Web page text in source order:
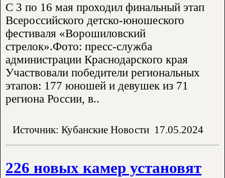
С 3 по 16 мая проходил финальный этап
Всероссийского детско-юношеского
фестиваля «Ворошиловский
стрелок».Фото: пресс-служба
администрации Краснодарского края
Участвовали победители региональных
этапов: 177 юношей и девушек из 71
региона России, в..
Источник: Кубанские Новости 17.05.2024
226 новых камер установят